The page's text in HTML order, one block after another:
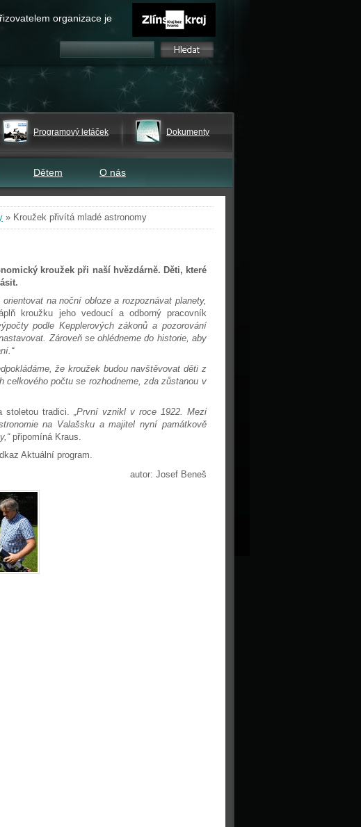
organizace je
Programový letáček Dokumenty
Dětem O nás
» Kroužek přivítá mladé astronomy
kroužek při naší hvězdárně. Děti, které
na noční obloze a rozpoznávat planety,
kroužku jeho vedoucí a odborný pracovník
podle Kepplerových zákonů a pozorování
Zároveň se ohlédneme do historie, aby
že kroužek budou navštěvovat děti z
počtu se rozhodneme, zda zůstanou v
stoletou tradici. „První vznikl v roce 1922. Mezi
na Valašsku a majitel nyní památkově
připomíná Kraus.
Aktuální program.
autor: Josef Beneš